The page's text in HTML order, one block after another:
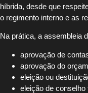
híbrida, desde que
o regimento interno e as
Na prática, a assembleia
aprovação de
aprovação do
eleição ou
eleição de